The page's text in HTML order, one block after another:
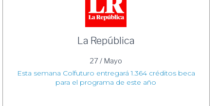
La República
27 / Mayo
Esta semana Colfuturo entregará 1.364 créditos beca
para el programa de este año